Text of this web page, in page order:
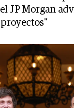
JP Morgan
proyectos"